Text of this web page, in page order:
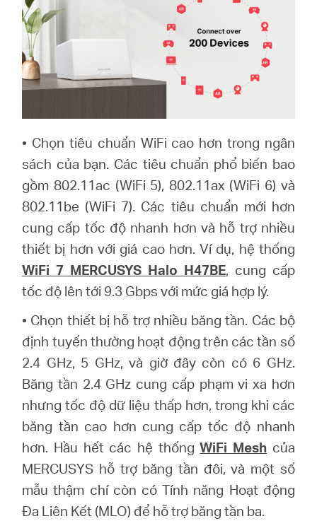
• Chọn tiêu chuẩn WiFi cao hơn trong ngân
sách của bạn. Các tiêu chuẩn phổ biến bao
gồm 802.11ac (WiFi 5), 802.11ax (WiFi 6) và
802.11be (WiFi 7). Các tiêu chuẩn mới hơn
cung cấp tốc độ nhanh hơn và hỗ trợ nhiều
thiết bị hơn với giá cao hơn. Ví dụ, hệ thống
WiFi 7 MERCUSYS Halo H47BE, cung cấp
tốc độ lên tới 9.3 Gbps với mức giá hợp lý.
• Chọn thiết bị hỗ trợ nhiều băng tần. Các bộ
định tuyến thường hoạt động trên các tần số
2.4 GHz, 5 GHz, và giờ đây còn có 6 GHz.
Băng tần 2.4 GHz cung cấp phạm vi xa hơn
nhưng tốc độ dữ liệu thấp hơn, trong khi các
băng tần cao hơn cung cấp tốc độ nhanh
hơn. Hầu hết các hệ thốngWiFi Mesh của
MERCUSYS hỗ trợ băng tần đôi, và một số
mẫu thậm chí còn có Tính năng Hoạt động
Đa Liên Kết (MLO) để hỗ trợ băng tần ba.